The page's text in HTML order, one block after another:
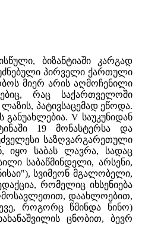
ბიზანტიაში კარგად
პირველი ქართული
მიერ არის აღმოჩენილი
რაც საქართველოში
პატივსაცემად ეწოდა.
V საუკუნიდან
19 მონასტერსა და
საზღვარგარეთული
იყო საბას ლავრა, სადაც
საბაწმინდელი, არსენი,
სვიმეონ მგალობელი,
რომელიც იხსენიება
დაახლოებით,
როგორც წმინდა ნინო)
ცნობით, ბევრ